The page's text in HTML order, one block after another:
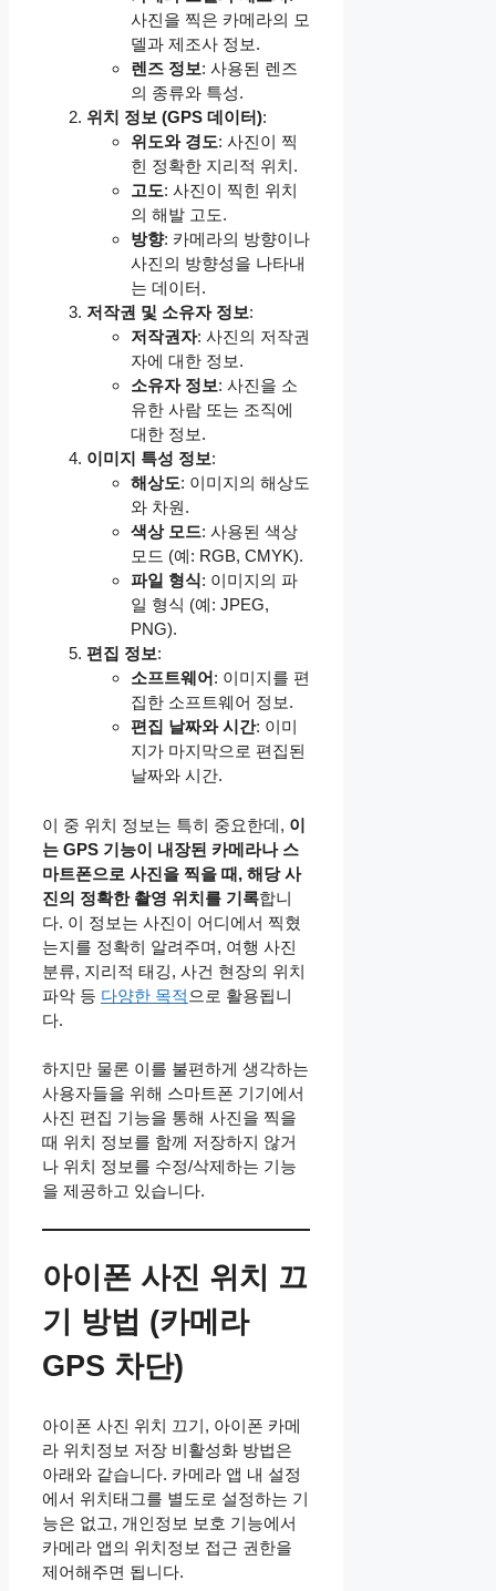
사진을 찍은 카메라의 모
델과 제조사 정보.
렌즈 정보: 사용된 렌즈
의 종류와 특성.
위치 정보 (GPS 데이터):
위도와 경도: 사진이 찍
힌 정확한 지리적 위치.
고도: 사진이 찍힌 위치
의 해발 고도.
방향: 카메라의 방향이나
사진의 방향성을 나타내
는 데이터.
저작권 및 소유자 정보:
저작권자: 사진의 저작권
자에 대한 정보.
소유자 정보: 사진을 소
유한 사람 또는 조직에
대한 정보.
이미지 특성 정보:
해상도: 이미지의 해상도
와 차원.
색상 모드: 사용된 색상
모드 (예: RGB, CMYK).
파일 형식: 이미지의 파
일 형식 (예: JPEG,
PNG).
편집 정보:
소프트웨어: 이미지를 편
집한 소프트웨어 정보.
편집 날짜와 시간: 이미
지가 마지막으로 편집된
날짜와 시간.
이 중 위치 정보는 특히 중요한데, 이
는 GPS 기능이 내장된 카메라나 스
마트폰으로 사진을 찍을 때, 해당 사
진의 정확한 촬영 위치를 기록합니
다. 이 정보는 사진이 어디에서 찍혔
는지를 정확히 알려주며, 여행 사진
분류, 지리적 태깅, 사건 현장의 위치
파악 등 다양한 목적 으로 활용됩니
다.
하지만 물론 이를 불편하게 생각하는
사용자들을 위해 스마트폰 기기에서
사진 편집 기능을 통해 사진을 찍을
때 위치 정보를 함께 저장하지 않거
나 위치 정보를 수정/삭제하는 기능
을 제공하고 있습니다.
아이폰 사진 위치 끄
기 방법 (카메라
GPS 차단)
아이폰 사진 위치 끄기, 아이폰 카메
라 위치정보 저장 비활성화 방법은
아래와 같습니다. 카메라 앱 내 설정
에서 위치태그를 별도로 설정하는 기
능은 없고, 개인정보 보호 기능에서
카메라 앱의 위치정보 접근 권한을
제어해주면 됩니다.